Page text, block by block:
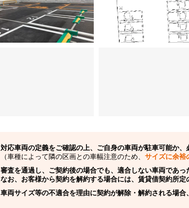
対応車両の定義をご確認の上、ご自身の車両が駐車可能か、
（車種によって隣の区画との車幅注意のため、 サイズに余裕
審査を通過し、ご契約後の場合でも、適合しない車両であ
なお、お客様から契約を解約する場合には、賃貸借契約所定
車両サイズ等の不適合を理由に契約が解除・解約される場合、